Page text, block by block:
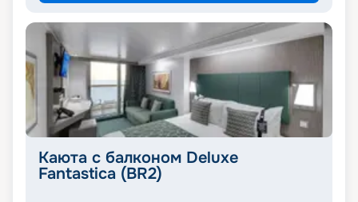
Каюта с балконом Deluxe
Fantastica (BR2)